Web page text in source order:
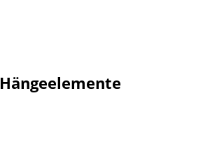
Hängeelemente